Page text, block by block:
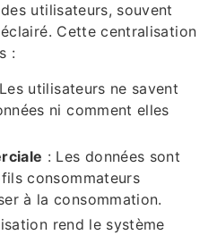
utilisateurs, souvent
Cette centralisation
:
utilisateurs ne savent
ni comment elles
: Les données sont
consommateurs
à la consommation.
rend le système